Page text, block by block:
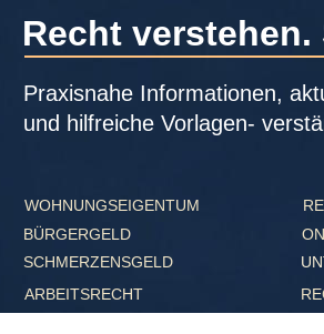
Recht verstehen.
Praxisnahe Informationen,
und hilfreiche Vorlagen-
WOHNUNGSEIGENTUM
BÜRGERGELD
SCHMERZENSGELD
ARBEITSRECHT